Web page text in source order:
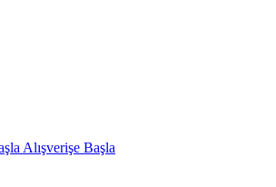
Alışverişe Başla